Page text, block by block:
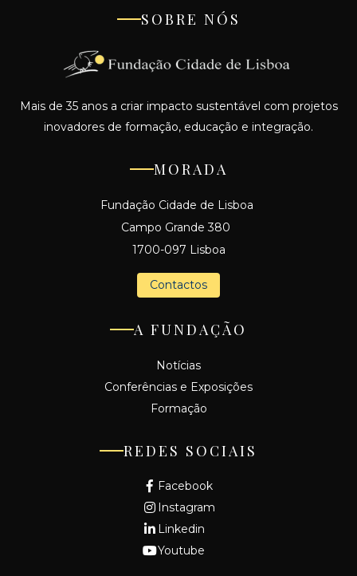
SOBRE NÓS
Mais de 35 anos a criar impacto sustentável com projetos
inovadores de formação, educação e integração.
MORADA
Fundação Cidade de Lisboa
Campo Grande 380
1700-097 Lisboa
Contactos
A FUNDAÇÃO
Notícias
Conferências e Exposições
Formação
REDES SOCIAIS
Facebook
Instagram
Linkedin
Youtube